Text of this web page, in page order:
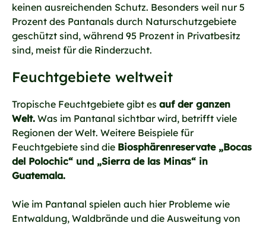
keinen ausreichenden Schutz. Besonders weil nur 5
Prozent des Pantanals durch Naturschutzgebiete
geschützt sind, während 95 Prozent in Privatbesitz
sind, meist für die Rinderzucht.
Feuchtgebiete weltweit
Tropische Feuchtgebiete gibt es auf der ganzen
Welt. Was im Pantanal sichtbar wird, betrifft viele
Regionen der Welt. Weitere Beispiele für
Feuchtgebiete sind die Biosphärenreservate „Bocas
del Polochic“ und „Sierra de las Minas“ in
Guatemala.
Wie im Pantanal spielen auch hier Probleme wie
Entwaldung, Waldbrände und die Ausweitung von